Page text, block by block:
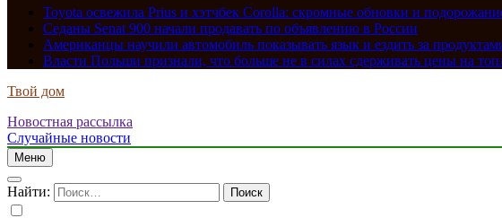
Toyota освежила Prius и хэтчбек Corolla: скромные обновки и
Седаны Senat 900 начали продавать по объявлению в России
Американцы научили автомобиль показывать язык и ездить за
Власти Польши признали, что больше не в силах сдерживать цены на
Твой дом
Новостная рассылка
Случайные новости
Меню
Найти: